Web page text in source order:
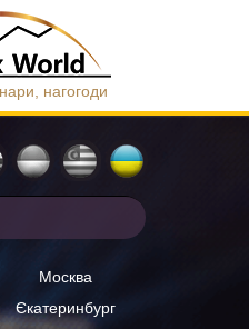
нагогоди
Москва
Єкатеринбург